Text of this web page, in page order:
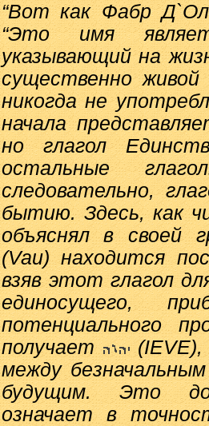
“Вот как Фабр
“Это имя
указывающий на
существенно
никогда не
начала
но глагол
остальные
следовательно,
бытию. Здесь, как
объяснял в своей
(Vau) находится
взяв этот глагол
единосущего,
потенциального
получает
(IEVE),
между
будущим. Это
означает в